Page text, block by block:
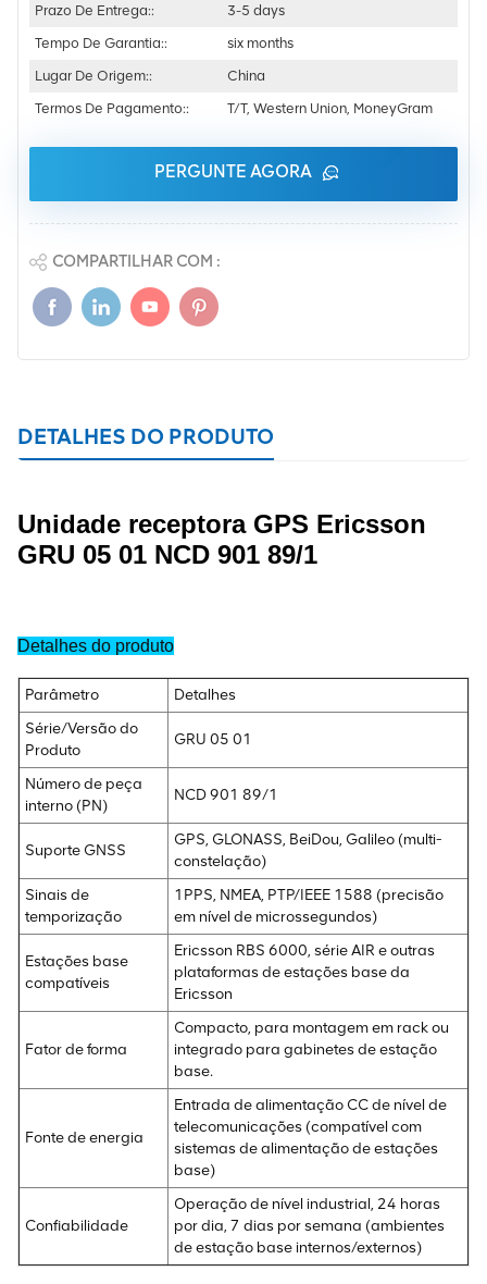
Prazo De Entrega::
3-5 days
Tempo De Garantia::
six months
Lugar De Origem::
China
Termos De Pagamento::
T/T, Western Union, MoneyGram
PERGUNTE AGORA
COMPARTILHAR COM :
DETALHES DO PRODUTO
Unidade receptora GPS Ericsson
GRU 05 01 NCD 901 89/1
Detalhes do produto
Parâmetro
Detalhes
Série/Versão do
Produto
GRU 05 01
Número de peça
interno (PN)
NCD 901 89/1
Suporte GNSS
GPS, GLONASS, BeiDou, Galileo (multi-
constelação)
Sinais de
temporização
1PPS, NMEA, PTP/IEEE 1588 (precisão
em nível de microssegundos)
Estações base
compatíveis
Ericsson RBS 6000, série AIR e outras
plataformas de estações base da
Ericsson
Fator de forma
Compacto, para montagem em rack ou
integrado para gabinetes de estação
base.
Fonte de energia
Entrada de alimentação CC de nível de
telecomunicações (compatível com
sistemas de alimentação de estações
base)
Confiabilidade
Operação de nível industrial, 24 horas
por dia, 7 dias por semana (ambientes
de estação base internos/externos)